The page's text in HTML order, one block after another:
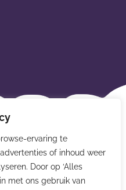
ervaring te
of inhoud weer
Door op ‘Alles
met ons gebruik van